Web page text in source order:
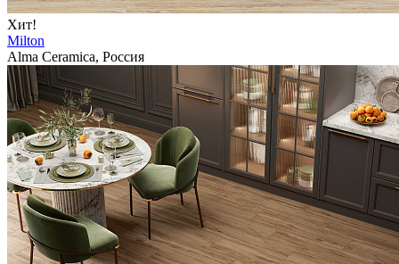
Хит!
Milton
Alma Ceramica, Россия